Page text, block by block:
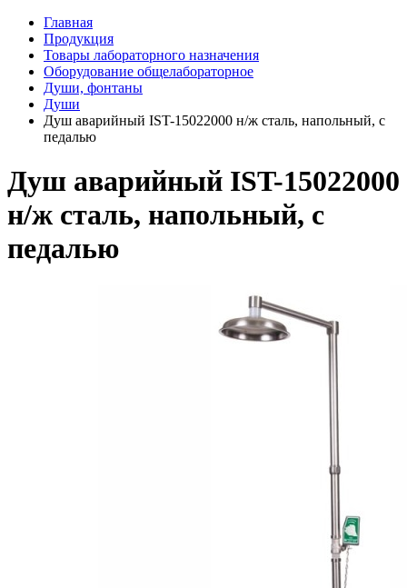
Главная
Продукция
Товары лабораторного назначения
Оборудование общелабораторное
Души, фонтаны
Души
Душ аварийный IST-15022000 н/ж сталь, напольный, с
педалью
Душ аварийный IST-15022000
н/ж сталь, напольный, с
педалью